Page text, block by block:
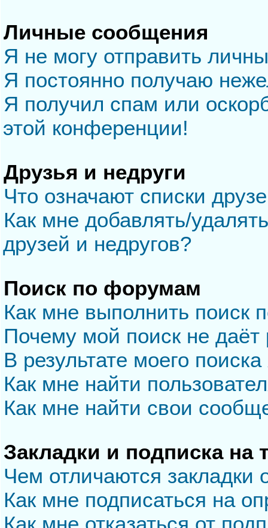
Личные сообщения
Я не могу отправить
Я постоянно получаю
Я получил спам или
этой конференции!
Друзья и недруги
Что означают списки
Как мне добавлять/
друзей и недругов?
Поиск по форумам
Как мне выполнить
Почему мой поиск не даёт
В результате моего
Как мне найти
Как мне найти свои
Закладки и подписка на
Чем отличаются закладки
Как мне подписаться на